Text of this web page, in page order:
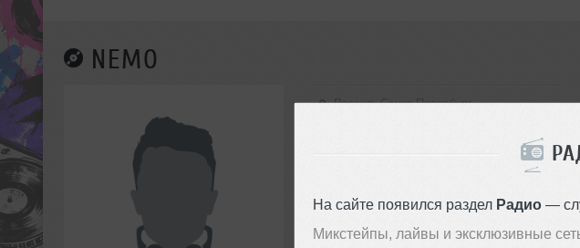
На сайте появился раздел Радио—
Микстейпы, лайвы и эксклюзивные
NEMO
Россия, Санкт-Петербург